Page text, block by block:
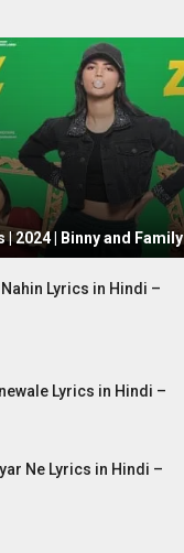
2024 | Binny and Family
Lyrics in Hindi –
Lyrics in Hindi –
Ne Lyrics in Hindi –